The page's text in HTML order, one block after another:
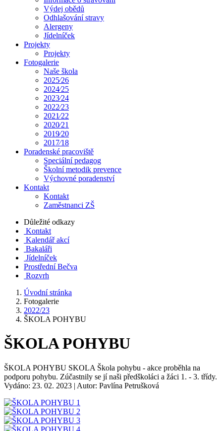
Výdej obědů
Odhlašování stravy
Alergeny
Jídelníček
Projekty
Projekty
Fotogalerie
Naše škola
2025⁄26
2024⁄25
2023⁄24
2022⁄23
2021⁄22
2020⁄21
2019⁄20
2017⁄18
Poradenské pracoviště
Speciální pedagog
Školní metodik prevence
Výchovné poradenství
Kontakt
Kontakt
Zaměstnanci ZŠ
Důležité odkazy
Kontakt
Kalendář akcí
Bakaláři
Jídelníček
Prostřední Bečva
Rozvrh
Úvodní stránka
Fotogalerie
2022/23
ŠKOLA POHYBU
ŠKOLA POHYBU
ŠKOLA POHYBU SKOLA Škola pohybu - akce proběhla na
podporu pohybu. Zúčastnily se jí naši předškoláci a žáci 1. - 3. třídy.
Vydáno: 23. 02. 2023 | Autor: Pavlína Petrušková